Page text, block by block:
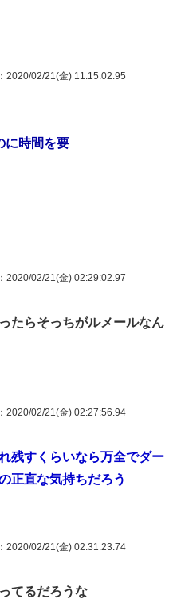
：2020/02/21(金) 11:15:02.95
に時間を要
：2020/02/21(金) 02:29:02.97
たらそっちがルメールなん
：2020/02/21(金) 02:27:56.94
残すくらいなら万全でダー
正直な気持ちだろう
：2020/02/21(金) 02:31:23.74
てるだろうな